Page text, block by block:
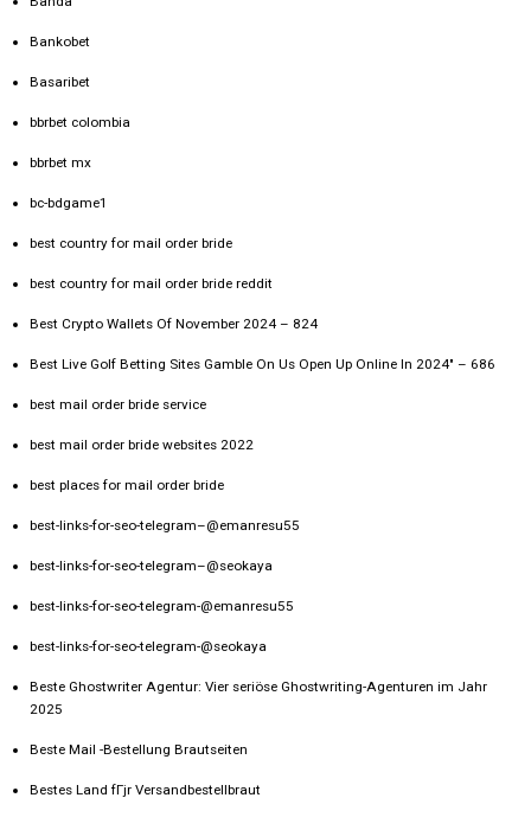
Bankobet
Basaribet
bbrbet colombia
bbrbet mx
bc-bdgame1
best country for mail order bride
best country for mail order bride reddit
Best Crypto Wallets Of November 2024 – 824
Best Live Golf Betting Sites Gamble On Us Open Up Online In 2024" – 686
best mail order bride service
best mail order bride websites 2022
best places for mail order bride
best-links-for-seo-telegram–@emanresu55
best-links-for-seo-telegram–@seokaya
best-links-for-seo-telegram-@emanresu55
best-links-for-seo-telegram-@seokaya
Beste Ghostwriter Agentur: Vier seriöse Ghostwriting-Agenturen im Jahr
2025
Beste Mail -Bestellung Brautseiten
Bestes Land fГјr Versandbestellbraut